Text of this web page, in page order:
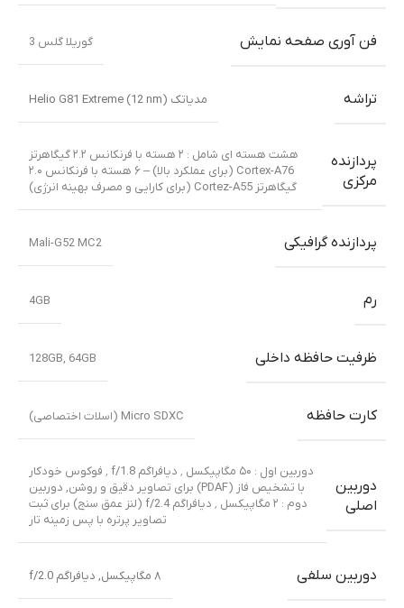
فن آوری صفحه نمایش گوریلا گلس 3
تراشه مدیاتک Helio G81 Extreme (12 nm)
پردازنده
مرکزی
هشت هسته ای شامل : ۲ هسته با فرنکانس ۲.۲ گیگاهرتز
Cortex-A76 (برای عملکرد بالا) – ۶ هسته با فرنکانس ۲.۰
گیگاهرتز Cortez-A55 (برای کارایی و مصرف بهینه انرژی)
پردازنده گرافیکی Mali-G52 MC2
رم 4GB
ظرفیت حافظه داخلی 128GB, 64GB
کارت حافظه Micro SDXC (اسلات اختصاصی)
دوربین
اصلی
دوربین اول : ۵۰ مگاپیکسل ٬ دیافراگم f/1.8 ٬ فوکوس خودکار
با تشخیص فاز (PDAF) برای تصاویر دقیق و روشن
, دوربین
دوم : ۲ مگاپیکسل ٬ دیافراگم f/2.4 (لنز عمق سنج) برای ثبت
تصاویر پرتره با پس زمینه تار
دوربین سلفی ۸ مگاپیکسل , دیافراگم f/2.0